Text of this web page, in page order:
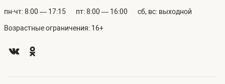
пн-чт: 8:00 — 17:15 пт: 8:00 — 16:00 сб, вс: выходной
Возрастные ограничения: 16+